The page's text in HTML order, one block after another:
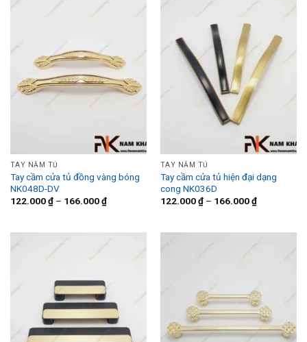
TAY NẮM TỦ
Tay cầm cửa tủ đồng vàng bóng
NK048D-DV
122.000₫– 166.000₫
TAY NẮM TỦ
Tay cầm cửa tủ hiện đại dạng
cong NK036D
122.000₫– 166.000₫